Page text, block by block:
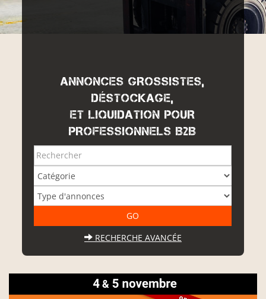
ANNONCES GROSSISTES,
DÉSTOCKAGE,
ET LIQUIDATION POUR
PROFESSIONNELS B2B
RECHERCHE AVANCÉE